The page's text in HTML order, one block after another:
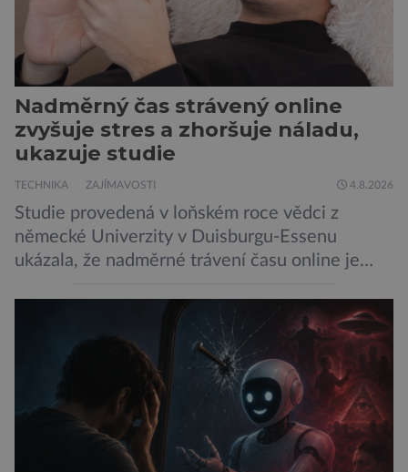
Nadměrný čas strávený online
zvyšuje stres a zhoršuje náladu,
ukazuje studie
TECHNIKA ZAJÍMAVOSTI 4.8.2026
Studie provedená v loňském roce vědci z
německé Univerzity v Duisburgu-Essenu
ukázala, že nadměrné trávení času online je
vede k zanedbávání dalších aktivit. Zúčastnilo
se jí 900 dospělých Němců, kteří uvedli, že se v
posledním roce alespoň jednou zapojili do hraní
her, sledování pornografie, sledování sociálních
sítí […]